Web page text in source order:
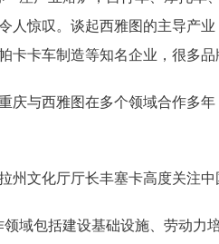
人惊叹。谈起西雅图的主导产
卡卡车制造等知名企业，很多
庆与西雅图在多个领域合作多
州文化厅厅长丰塞卡高度关注
领域包括建设基础设施、劳动力